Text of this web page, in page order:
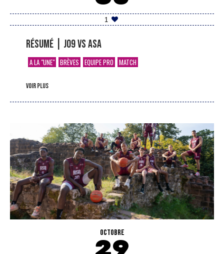
1
Résumé | J09 vs ASA
A LA "UNE" BRÈVES EQUIPE PRO MATCH
voir plus
OCTOBRE